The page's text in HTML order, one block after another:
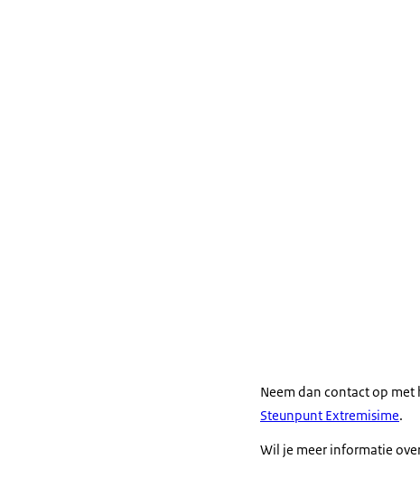
In Nederland
Neem dan contact op met
Steunpunt Extremisime.
Wil je meer informatie